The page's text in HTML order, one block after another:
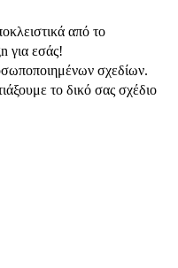
από το
για εσάς!
σχεδίων.
το δικό σας σχέδιο